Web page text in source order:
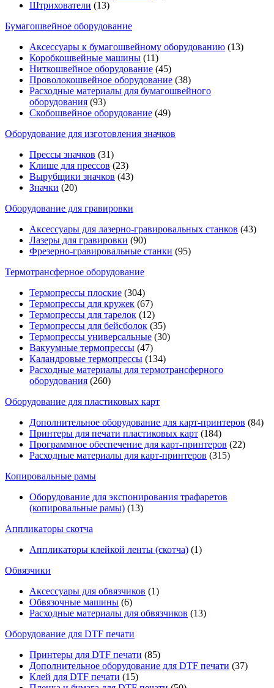
Штрихователи (13)
Бумагошвейное оборудование
Аксессуары к бумагошвейному оборудованию (13)
Коробкошвейные машины (11)
Ниткошвейное оборудование (45)
Проволокошвейное оборудование (38)
Расходные материалы для бумагошвейного
оборудования (93)
Скобошвейное оборудование (49)
Оборудование для изготовления значков
Прессы значков (31)
Клише для прессов (23)
Вырубщики значков (43)
Значки (20)
Оборудование для гравировки
Аксессуары для лазерно-гравировальных станков (43)
Лазеры для гравировки (90)
Фрезерно-гравировальные станки (95)
Термотрансферное оборудование
Термопрессы плоские (304)
Термопрессы для кружек (67)
Термопрессы для тарелок (12)
Термопрессы для бейсболок (35)
Термопрессы универсальные (30)
Вакуумные термопрессы (47)
Каландровые термопрессы (134)
Расходные материалы для термотрансферного
оборудования (260)
Оборудование для пластиковых карт
Дополнительное оборудование для карт-принтеров (84)
Принтеры для печати пластиковых карт (184)
Программное обеспечение для карт-принтеров (22)
Расходные материалы для карт-принтеров (315)
Копировальные рамы
Оборудование для экспонирования трафаретов
(копировальные рамы) (13)
Аппликаторы скотча
Аппликаторы клейкой ленты (скотча) (1)
Обвязчики
Аксессуары для обвязчиков (1)
Обвязочные машины (6)
Расходные материалы для обвязчиков (13)
Оборудование для DTF печати
Принтеры для DTF печати (85)
Дополнительное оборудование для DTF печати (37)
Клей для DTF печати (15)